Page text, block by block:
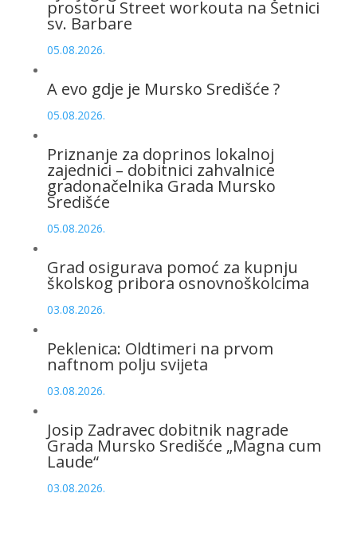
prostoru Street workouta na Šetnici
sv. Barbare
05.08.2026.
A evo gdje je Mursko Središće ?
05.08.2026.
Priznanje za doprinos lokalnoj
zajednici – dobitnici zahvalnice
gradonačelnika Grada Mursko
Središće
05.08.2026.
Grad osigurava pomoć za kupnju
školskog pribora osnovnoškolcima
03.08.2026.
Peklenica: Oldtimeri na prvom
naftnom polju svijeta
03.08.2026.
Josip Zadravec dobitnik nagrade
Grada Mursko Središće „Magna cum
Laude“
03.08.2026.